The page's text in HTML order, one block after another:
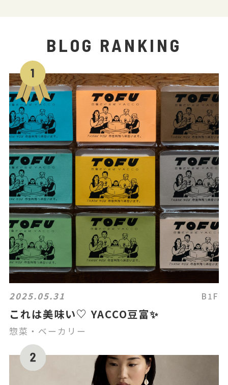
BLOG RANKING
2025.05.31 B1F
これは美味い♡ YACCO豆富✨
惣菜・ベーカリー